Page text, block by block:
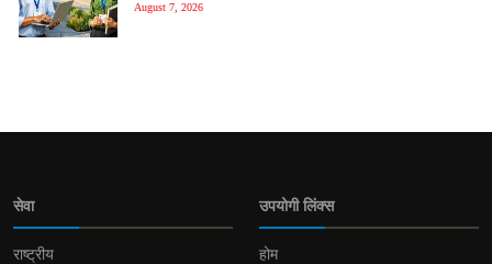
August 7, 2026
सेवा
राष्ट्रीय
उपयोगी लिंक्स
होम